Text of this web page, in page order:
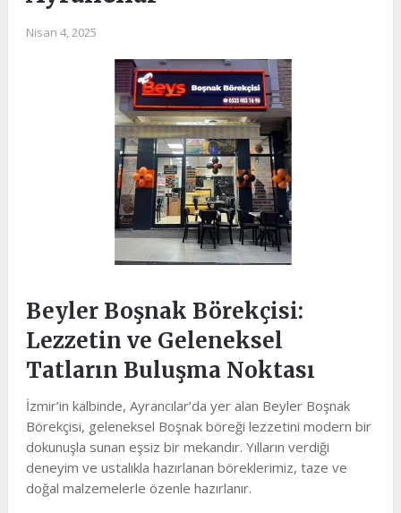
Nisan 4, 2025
Beyler Boşnak Börekçisi:
Lezzetin ve Geleneksel
Tatların Buluşma Noktası
İzmir’in kalbinde, Ayrancılar’da yer alan Beyler Boşnak
Börekçisi, geleneksel Boşnak böreği lezzetini modern bir
dokunuşla sunan eşsiz bir mekandır. Yılların verdiği
deneyim ve ustalıkla hazırlanan böreklerimiz, taze ve
doğal malzemelerle özenle hazırlanır.